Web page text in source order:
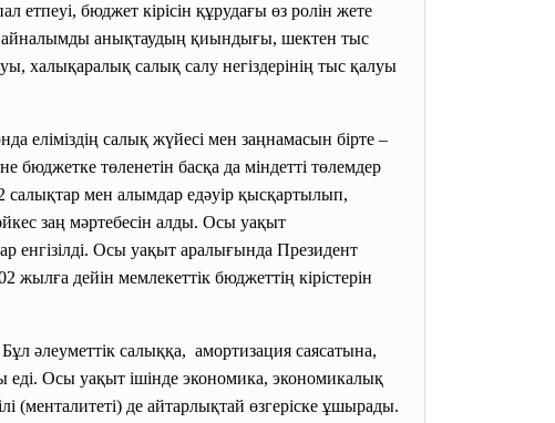
етпеуі, бюджет кірісін құрудағы өз ролін жете
айналымды анықтаудың қиындығы, шектен тыс
халықаралық салық салу негіздерінің тыс қалуы
салық жүйесі мен заңнамасын бірте –
төленетін басқа да міндетті төлемдер
мен алымдар едәуір қысқартылып,
заң мәртебесін алды. Осы уақыт
енгізілді. Осы уақыт аралығында Президент
дейін мемлекеттік бюджеттің кірістерін
әлеуметтік салыққа, амортизация саясатына,
Осы уақыт ішінде экономика, экономикалық
(менталитеті) де айтарлықтай өзгеріске ұшырады.